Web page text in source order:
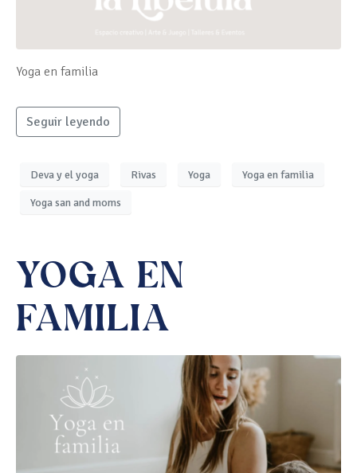
Yoga en familia
Seguir leyendo
Deva y el yoga Rivas Yoga Yoga en familia
Yoga san and moms
YOGA EN
FAMILIA